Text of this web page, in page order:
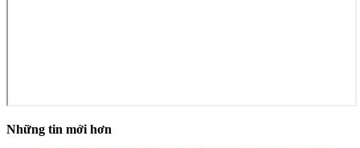
Những tin mới hơn